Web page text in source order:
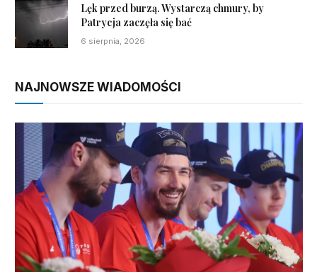
Lęk przed burzą. Wystarczą chmury, by
Patrycja zaczęła się bać
6 sierpnia, 2026
NAJNOWSZE WIADOMOŚCI